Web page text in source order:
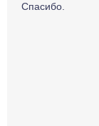
Спасибо.